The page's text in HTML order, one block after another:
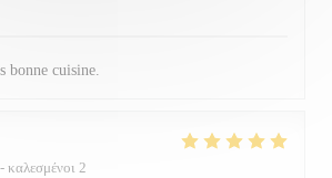
bonne cuisine.
καλεσμένοι 2